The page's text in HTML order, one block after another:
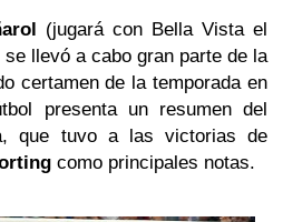
(jugará con Bella Vista el
llevó a cabo gran parte de la
certamen de la temporada en
presenta un resumen del
que tuvo a las victorias de
como principales notas.